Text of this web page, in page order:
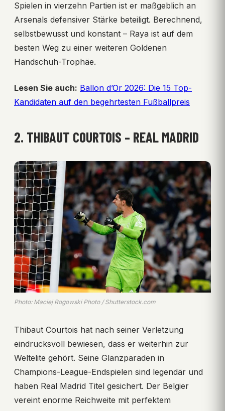
Spielen in vierzehn Partien ist er maßgeblich an
Arsenals defensiver Stärke beteiligt. Berechnend,
selbstbewusst und konstant – Raya ist auf dem
besten Weg zu einer weiteren Goldenen
Handschuh-Trophäe.
Lesen Sie auch: Ballon d’Or 2026: Die 15 Top-
Kandidaten auf den begehrtesten Fußballpreis
2. THIBAUT COURTOIS – REAL MADRID
Photo: Maciej Rogowski Photo / Shutterstock.com
Thibaut Courtois hat nach seiner Verletzung
eindrucksvoll bewiesen, dass er weiterhin zur
Weltelite gehört. Seine Glanzparaden in
Champions-League-Endspielen sind legendär und
haben Real Madrid Titel gesichert. Der Belgier
vereint enorme Reichweite mit perfektem